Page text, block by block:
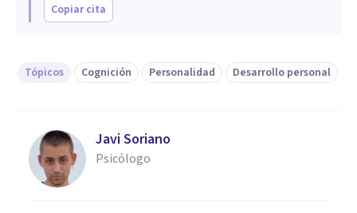
Copiar cita
Tópicos Cognición Personalidad Desarrollo personal
Javi Soriano
Psicólogo